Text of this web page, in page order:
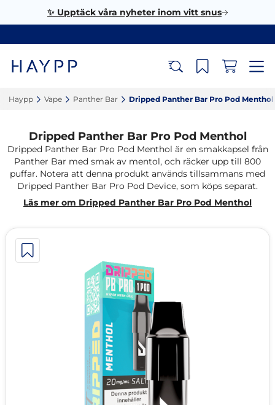
✨ Upptäck våra nyheter inom vitt snus
Haypp‎ Vape‎ Panther Bar‎ Dripped Panther Bar Pro Pod Menthol‎
Dripped Panther Bar Pro Pod Menthol
Dripped Panther Bar Pro Pod Menthol är en smakkapsel från
Panther Bar med smak av mentol, och räcker upp till 800
puffar. Notera att denna produkt används tillsammans med
Dripped Panther Bar Pro Pod Device, som köps separat.
Läs mer om Dripped Panther Bar Pro Pod Menthol